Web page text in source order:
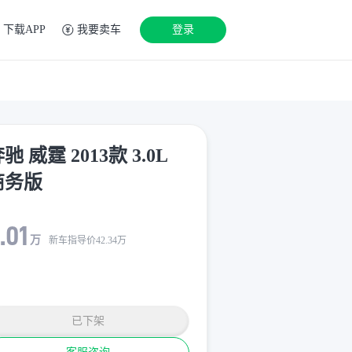
下载APP 我要卖车 登录
驰 威霆 2013款 3.0L
务版
万 新车指导价42.34万
已下架